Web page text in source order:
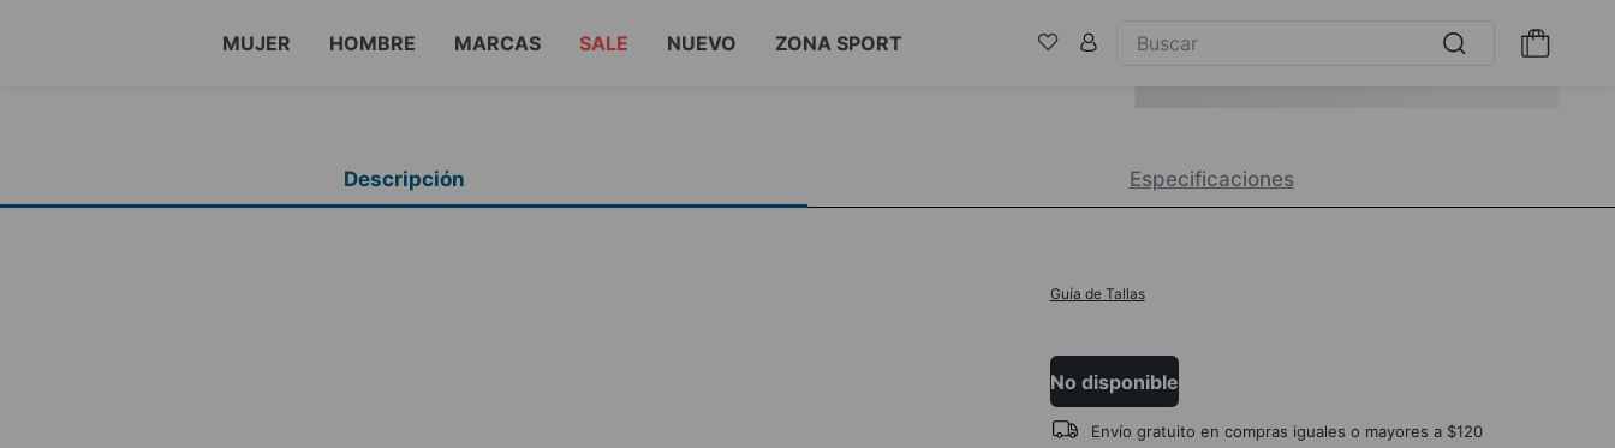
MUJER HOMBRE MARCAS SALE NUEVO ZONA SPORT
Guía de Tallas
No disponible
Envío gratuito en compras iguales o mayores a $120
Descripción Especificaciones